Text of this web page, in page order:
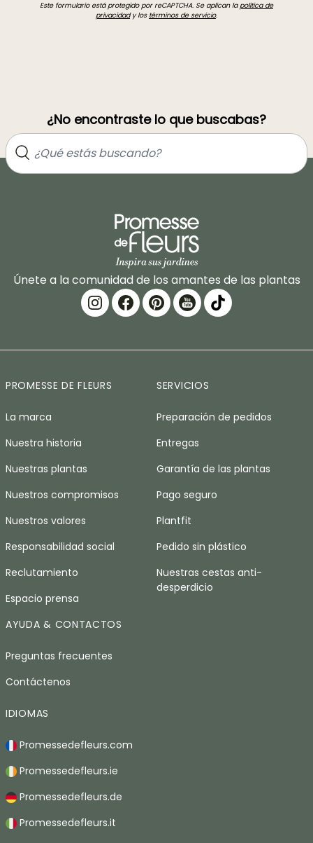
Este formulario está protegido por reCAPTCHA. Se aplican lapolítica de
privacidady los términos de servicio.
¿No encontraste lo que buscabas?
Únete a la comunidad de los amantes de las plantas
PROMESSE DE FLEURS
La marca
Nuestra historia
Nuestras plantas
Nuestros compromisos
Nuestros valores
Responsabilidad social
Reclutamiento
Espacio prensa
SERVICIOS
Preparación de pedidos
Entregas
Garantía de las plantas
Pago seguro
Plantfit
Pedido sin plástico
Nuestras cestas anti-
desperdicio
AYUDA & CONTACTOS
Preguntas frecuentes
Contáctenos
IDIOMAS
Promessedefleurs.com
Promessedefleurs.ie
Promessedefleurs.de
Promessedefleurs.it